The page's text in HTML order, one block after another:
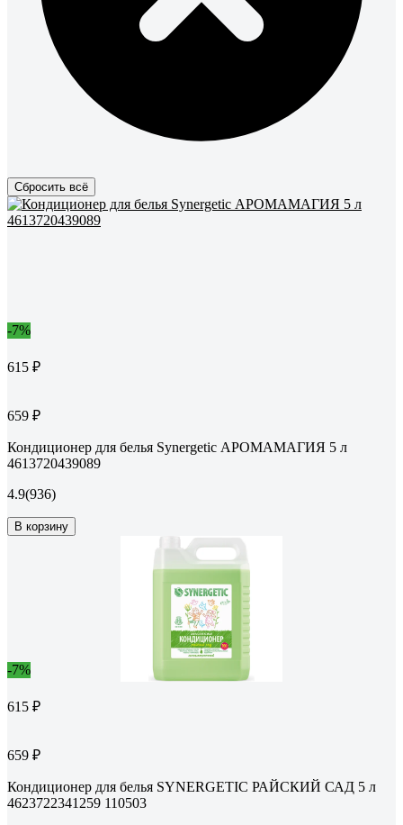
Сбросить всё
-7%
615 ₽
659 ₽
Кондиционер для белья Synergetic АРОМАМАГИЯ 5 л
4613720439089
4.9(936)
В корзину
-7%
615 ₽
659 ₽
Кондиционер для белья SYNERGETIC РАЙСКИЙ САД 5 л
4623722341259 110503